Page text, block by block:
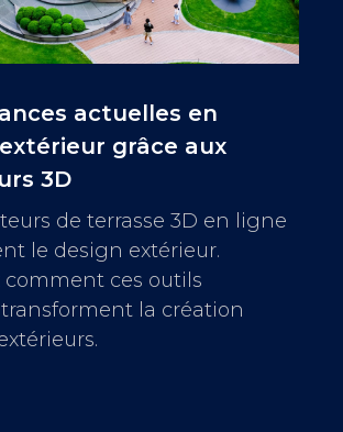
actuelles en
grâce aux
3D
de terrasse 3D en ligne
le design extérieur.
comment ces outils
la création